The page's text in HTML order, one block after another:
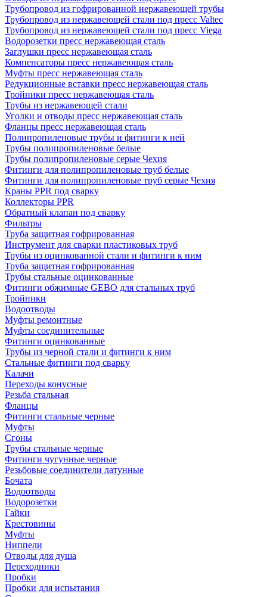
Трубопровод из гофрированной нержавеющей трубы
Трубопровод из нержавеющей стали под пресс Valtec
Трубопровод из нержавеющей стали под пресс Viega
Водорозетки пресс нержавеющая сталь
Заглушки пресс нержавеющая сталь
Компенсаторы пресс нержавеющая сталь
Муфты пресс нержавеющая сталь
Редукционные вставки пресс нержавеющая сталь
Тройники пресс нержавеющая сталь
Трубы из нержавеющей стали
Уголки и отводы пресс нержавеющая сталь
Фланцы пресс нержавеющая сталь
Полипропиленовые трубы и фитинги к ней
Трубы полипропиленовые белые
Трубы полипропиленовые серые Чехия
Фитинги для полипропиленовые труб белые
Фитинги для полипропиленовые труб серые Чехия
Краны PPR под сварку
Коллекторы PPR
Обратный клапан под сварку
Фильтры
Труба защитная гофрированная
Инструмент для сварки пластиковых труб
Трубы из оцинкованной стали и фитинги к ним
Труба защитная гофрированная
Трубы стальные оцинкованные
Фитинги обжимные GEBO для стальных труб
Тройники
Водоотводы
Муфты ремонтные
Муфты соединительные
Фитинги оцинкованные
Трубы из черной стали и фитинги к ним
Стальные фитинги под сварку
Калачи
Переходы конусные
Резьба стальная
Фланцы
Фитинги стальные черные
Муфты
Сгоны
Трубы стальные черные
Фитинги чугунные черные
Резьбовые соединители латунные
Бочата
Водоотводы
Водорозетки
Гайки
Крестовины
Муфты
Ниппели
Отводы для душа
Переходники
Пробки
Пробки для испытания